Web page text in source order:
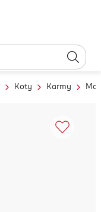
Koty Karmy